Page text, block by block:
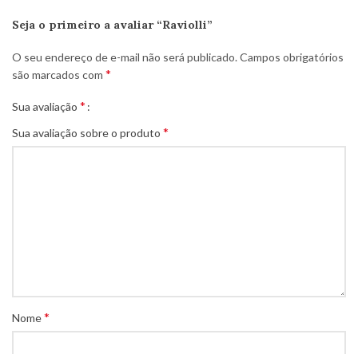
Seja o primeiro a avaliar “Raviolli”
O seu endereço de e-mail não será publicado.Campos obrigatórios
são marcados com *
Sua avaliação *
Sua avaliação sobre o produto *
Nome*